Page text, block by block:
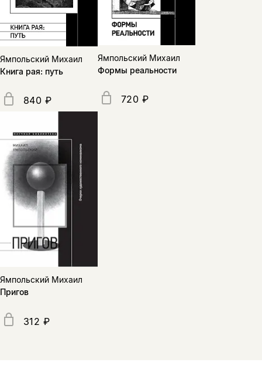
Ямпольский Михаил
Книга рая: путь
840 ₽
Ямпольский Михаил
Формы реальности
720 ₽
Ямпольский Михаил
Пригов
312 ₽